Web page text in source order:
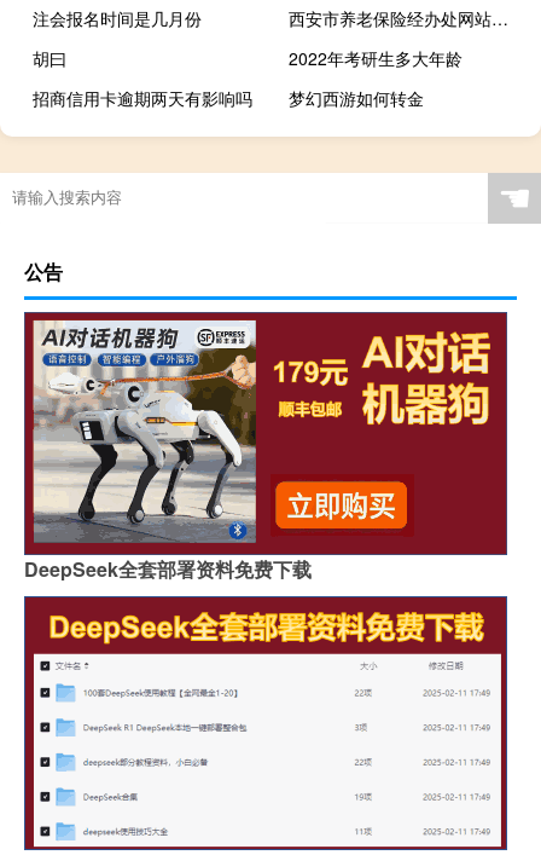
注会报名时间是几月份
西安市养老保险经办处网站查询（西安市养老保险经办处网站）
胡曰
2022年考研生多大年龄
招商信用卡逾期两天有影响吗
梦幻西游如何转金
☚
公告
DeepSeek全套部署资料免费下载